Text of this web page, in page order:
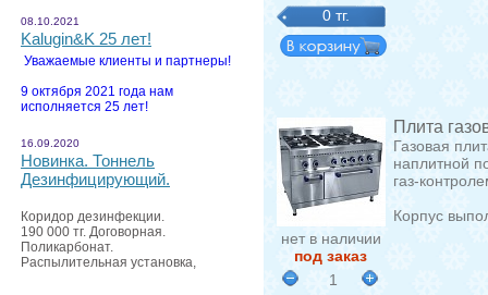
08.10.2021
Kalugin&K 25 лет!
Уважаемые клиенты и партнеры!
9 октября 2021 года нам
исполняется 25 лет!
16.09.2020
Новинка. Тоннель
Дезинфицирующий.
Коридор дезинфекции.
190 000 тг. Договорная.
Поликарбонат.
Распылительная установка,
0 тг.
нет в наличии
под заказ
1
Плита
Газовая
наплитной
газ-
Корпус